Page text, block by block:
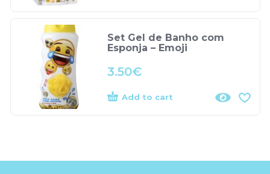
Set Gel de Banho com
Esponja – Emoji
3.50€
Add to cart